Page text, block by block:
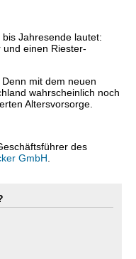
Jahresende lautet:
einen Riester-
mit dem neuen
wahrscheinlich noch
Altersvorsorge.
des
GmbH